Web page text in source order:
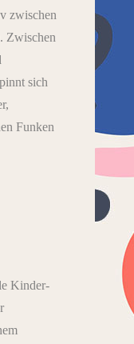
zwischen
Zwischen
sich
Funken
Kinder-